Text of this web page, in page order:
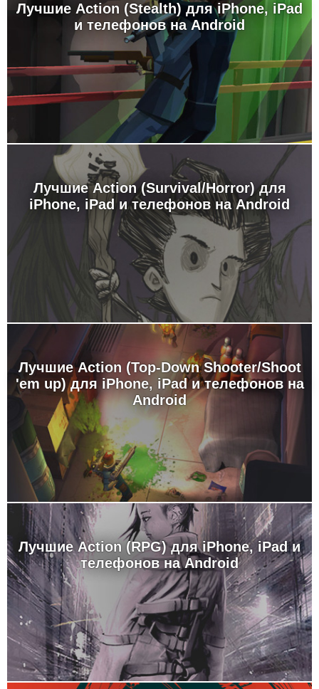
Лучшие Action (Stealth) для iPhone, iPad
и телефонов на Android
Лучшие Action (Survival/Horror) для
iPhone, iPad и телефонов на Android
Лучшие Action (Top-Down Shooter/Shoot
'em up) для iPhone, iPad и телефонов на
Android
Лучшие Action (RPG) для iPhone, iPad и
телефонов на Android